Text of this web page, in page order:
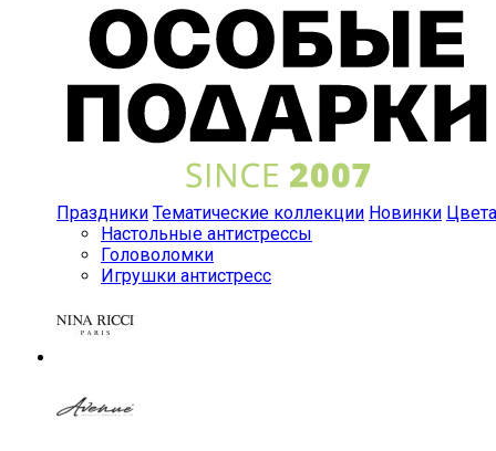
Праздники Тематические коллекции Новинки Цвета
Настольные антистрессы
Головоломки
Игрушки антистресс